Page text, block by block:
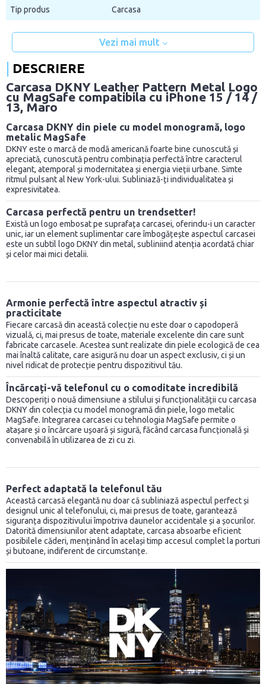
Tip produs Carcasa
Vezi mai mult
DESCRIERE
Carcasa DKNY Leather Pattern Metal Logo
cu MagSafe compatibila cu iPhone 15 / 14 /
13, Maro
Carcasa DKNY din piele cu model monogramă, logo
metalic MagSafe
DKNY este o marcă de modă americană foarte bine cunoscută și
apreciată, cunoscută pentru combinația perfectă între caracterul
elegant, atemporal și modernitatea și energia vieții urbane. Simte
ritmul pulsant al New York-ului. Subliniază-ți individualitatea și
expresivitatea.
Carcasa perfectă pentru un trendsetter!
Există un logo embosat pe suprafața carcasei, oferindu-i un caracter
unic, iar un element suplimentar care îmbogățește aspectul carcasei
este un subtil logo DKNY din metal, subliniind atenția acordată chiar
și celor mai mici detalii.
Armonie perfectă între aspectul atractiv și
practicitate
Fiecare carcasă din această colecție nu este doar o capodoperă
vizuală, ci, mai presus de toate, materiale excelente din care sunt
fabricate carcasele. Acestea sunt realizate din piele ecologică de cea
mai înaltă calitate, care asigură nu doar un aspect exclusiv, ci și un
nivel ridicat de protecție pentru dispozitivul tău.
Încărcați-vă telefonul cu o comoditate incredibilă
Descoperiți o nouă dimensiune a stilului și funcționalității cu carcasa
DKNY din colecția cu model monogramă din piele, logo metalic
MagSafe. Integrarea carcasei cu tehnologia MagSafe permite o
atașare și o încărcare ușoară și sigură, făcând carcasa funcțională și
convenabilă în utilizarea de zi cu zi.
Perfect adaptată la telefonul tău
Această carcasă elegantă nu doar că subliniază aspectul perfect și
designul unic al telefonului, ci, mai presus de toate, garantează
siguranța dispozitivului împotriva daunelor accidentale și a șocurilor.
Datorită dimensiunilor atent adaptate, carcasa absoarbe eficient
posibilele căderi, menținând în același timp accesul complet la porturi
și butoane, indiferent de circumstanțe.